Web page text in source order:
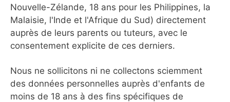
Nouvelle-Zélande, 18 ans pour les Philippines, la
Malaisie, l'Inde et l'Afrique du Sud) directement
auprès de leurs parents ou tuteurs, avec le
consentement explicite de ces derniers.
Nous ne sollicitons ni ne collectons sciemment
des données personnelles auprès d'enfants de
moins de 18 ans à des fins spécifiques de